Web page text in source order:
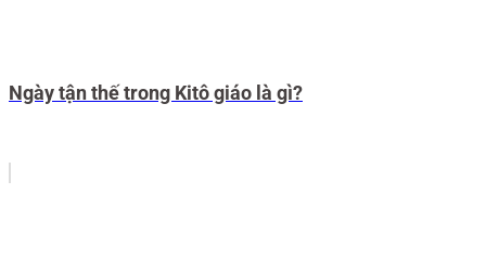
Ngày tận thế trong Kitô giáo là gì?